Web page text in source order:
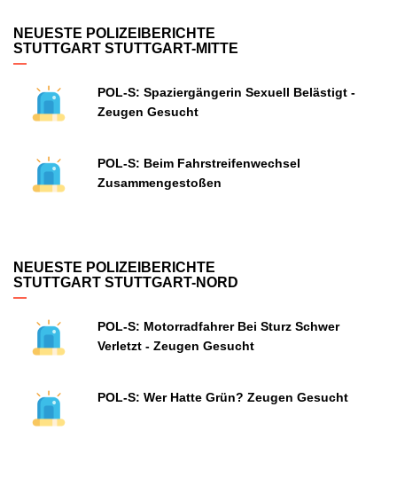
NEUESTE POLIZEIBERICHTE
STUTTGART STUTTGART-MITTE
POL-S: Spaziergängerin Sexuell Belästigt -
Zeugen Gesucht
POL-S: Beim Fahrstreifenwechsel
Zusammengestoßen
NEUESTE POLIZEIBERICHTE
STUTTGART STUTTGART-NORD
POL-S: Motorradfahrer Bei Sturz Schwer
Verletzt - Zeugen Gesucht
POL-S: Wer Hatte Grün? Zeugen Gesucht